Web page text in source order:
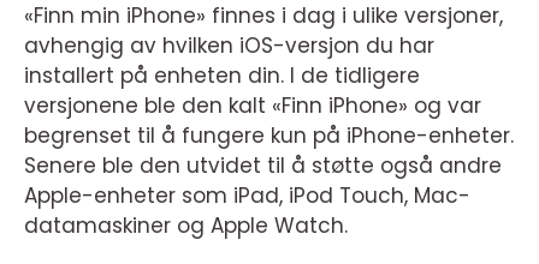
«Finn min iPhone» finnes i dag i ulike versjoner,
avhengig av hvilken iOS-versjon du har
installert på enheten din. I de tidligere
versjonene ble den kalt «Finn iPhone» og var
begrenset til å fungere kun på iPhone-enheter.
Senere ble den utvidet til å støtte også andre
Apple-enheter som iPad, iPod Touch, Mac-
datamaskiner og Apple Watch.